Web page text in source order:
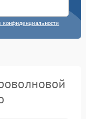
конфиденциальности